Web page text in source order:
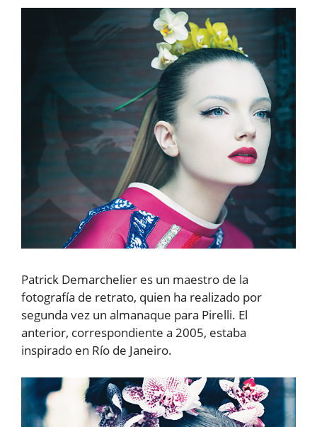
Patrick Demarchelier es un maestro de la
fotografía de retrato, quien ha realizado por
segunda vez un almanaque para Pirelli. El
anterior, correspondiente a 2005, estaba
inspirado en Río de Janeiro.